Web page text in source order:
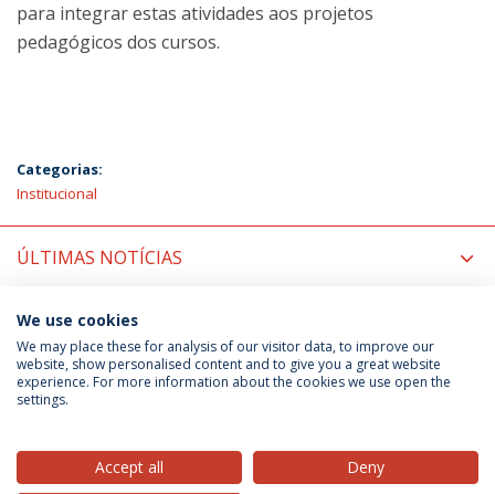
para integrar estas atividades aos projetos
pedagógicos dos cursos.
Categorias:
Institucional
ÚLTIMAS NOTÍCIAS
PRÓXIMOS EVENTOS
Política de Privacidade
Termos & Condições
We use cookies
We may place these for analysis of our visitor data, to improve our
website, show personalised content and to give you a great website
experience. For more information about the cookies we use open the
settings.
Accept all Deny